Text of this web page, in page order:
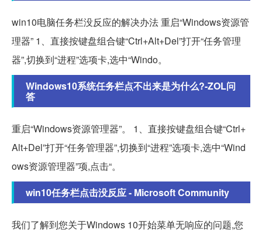
win10电脑任务栏没反应的解决办法 重启“Windows资源管
理器” 1、直接按键盘组合键“Ctrl+Alt+Del”打开“任务管理
器”,切换到“进程”选项卡,选中“Windo。
Windows10系统任务栏点不出来是为什么?-ZOL问
答
重启“Windows资源管理器”。 1、直接按键盘组合键“Ctrl+
Alt+Del”打开“任务管理器”,切换到“进程”选项卡,选中“Wind
ows资源管理器”项,点击“。
win10任务栏点击没反应 - Microsoft Community
我们了解到您关于Windows 10开始菜单无响应的问题,您